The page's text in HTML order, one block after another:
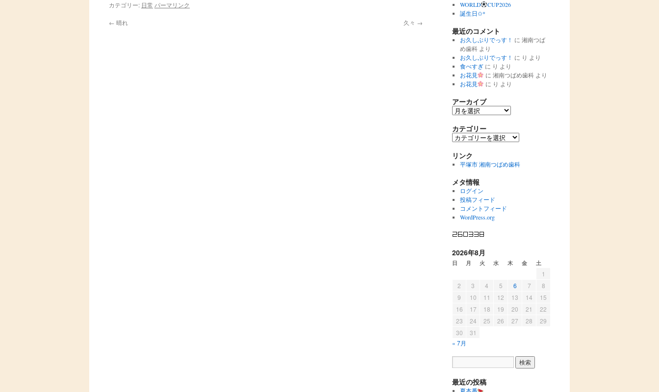
カテゴリー: 日常 パーマリンク
← 晴れ 久々 →
WORLD
CUP2026
誕生日✩︎*
最近のコメント
お久しぶりでっす！ に 湘南つば
め歯科より
お久しぶりでっす！ に り より
食べすぎに り より
お花見
に湘南つばめ歯科 より
お花見
に り より
アーカイブ
ア
カ
イ
カテゴリー
カ
ゴ
リ
リンク
平塚市 湘南つばめ歯科
メタ情報
ログイン
投稿フィード
コメントフィード
WordPress.org
2026年8月
日 月 火 水 木 金 土
1
2
3 4 5 6 7
8
9
10 11 12 13 14
15
16
17 18 19 20 21
22
23
24 25 26 27 28
29
30
31
« 7月
最近の投稿